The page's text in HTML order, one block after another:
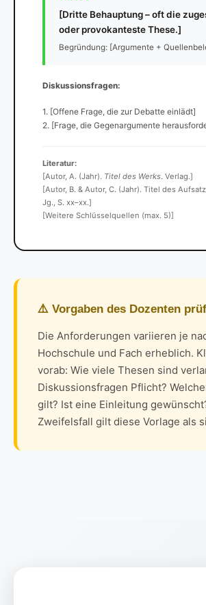
[Dritte Behauptung – oft die
oder provokanteste These.]
Begründung: [Argumente +
Diskussionsfragen:
1. [Offene Frage, die zur Debatte einlädt]
2. [Frage, die Gegenargumente
Literatur:
[Autor, A. (Jahr). Titel des Werks. Verlag.]
[Autor, B. & Autor, C. (Jahr). Titel des
Jg., S. xx–xx.]
[Weitere Schlüsselquellen (max. 5)]
⚠️ Vorgaben des Dozenten
Die Anforderungen variieren je
Hochschule und Fach erheblich.
vorab: Wie viele Thesen sind
Diskussionsfragen Pflicht?
gilt? Ist eine Einleitung
Zweifelsfall gilt diese Vorlage als